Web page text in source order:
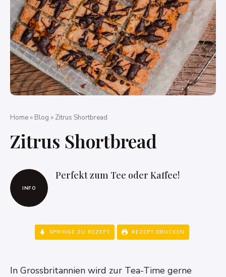
Home » Blog » Zitrus Shortbread
Zitrus Shortbread
INFO
Perfekt zum Tee oder Kaffee!
SPRINGE ZU REZEPT REZEPT DRUCKEN
In Grossbritannien wird zur Tea-Time gerne